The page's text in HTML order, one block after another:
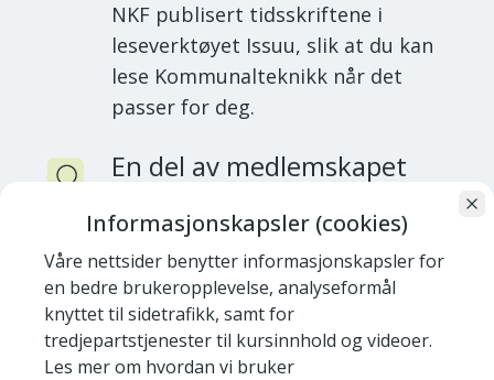
NKF publisert tidsskriftene i
leseverktøyet Issuu, slik at du kan
lese Kommunalteknikk når det
passer for deg.
En del av medlemskapet
Du mottar Tidsskriftet
Kommunalteknikk som den del av
medlemskapet i NKF. Dersom du
ønsker å motta magasinet i
papirformat, så send oss gjerneen
mail.
Informasjonskapsler (cookies)
Våre nettsider benytter informasjonskapsler for
en bedre brukeropplevelse, analyseformål
knyttet til sidetrafikk, samt for
tredjepartstjenester til kursinnhold og videoer.
Les mer om hvordan vi bruker